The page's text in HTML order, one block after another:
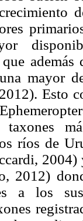
además
mayor
Esto
ríos de
2012)
a los